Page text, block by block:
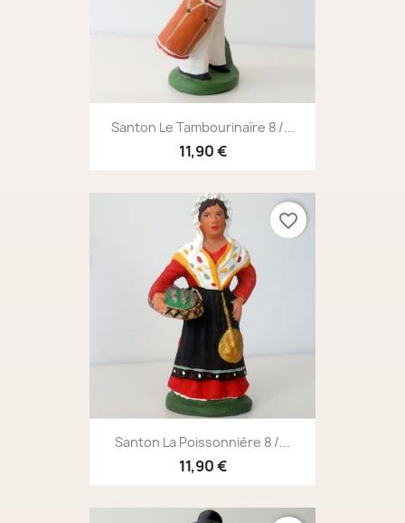
Santon Le Tambourinaïre 8 /...
11,90 €
Santon La Poissonnière 8 /...
11,90 €
favorite_border